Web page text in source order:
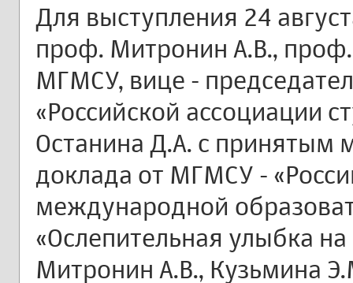
Для выступления 24
проф. Митронин А.В.,
МГМСУ, вице -
«Российской ассоциации
Останина Д.А. с принятым
доклада от МГМСУ -
международной
«Ослепительная улыбка
Митронин А.В., Кузьмина